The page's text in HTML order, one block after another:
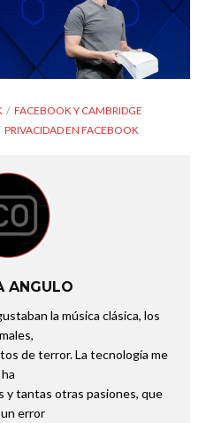
FACEBOOK Y CAMBRIDGE
PRIVACIDAD EN FACEBOOK
ANGULO
la música clásica, los
de terror. La tecnología me
ha
y tantas otras pasiones, que
error